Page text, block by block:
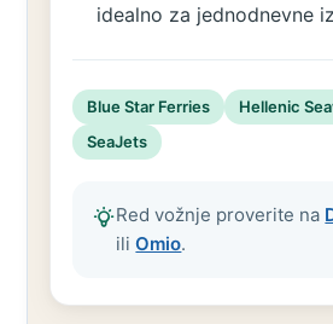
idealno za jednodnevne
Blue Star Ferries
Hellenic
SeaJets
Red vožnje proverite na
iliOmio.